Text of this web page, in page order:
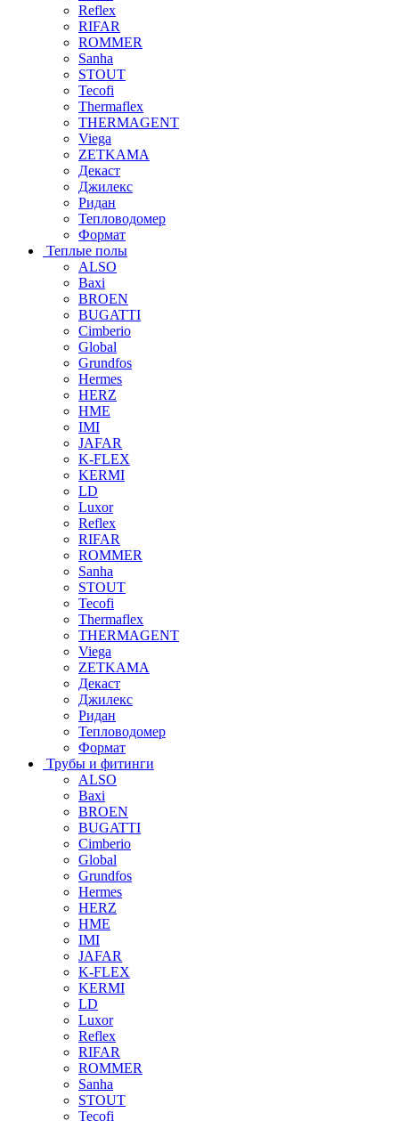
Reflex
RIFAR
ROMMER
Sanha
STOUT
Tecofi
Thermaflex
THERMAGENT
Viega
ZETKAMA
Декаст
Джилекс
Ридан
Тепловодомер
Формат
Теплые полы
ALSO
Baxi
BROEN
BUGATTI
Cimberio
Global
Grundfos
Hermes
HERZ
HME
IMI
JAFAR
K-FLEX
KERMI
LD
Luxor
Reflex
RIFAR
ROMMER
Sanha
STOUT
Tecofi
Thermaflex
THERMAGENT
Viega
ZETKAMA
Декаст
Джилекс
Ридан
Тепловодомер
Формат
Трубы и фитинги
ALSO
Baxi
BROEN
BUGATTI
Cimberio
Global
Grundfos
Hermes
HERZ
HME
IMI
JAFAR
K-FLEX
KERMI
LD
Luxor
Reflex
RIFAR
ROMMER
Sanha
STOUT
Tecofi